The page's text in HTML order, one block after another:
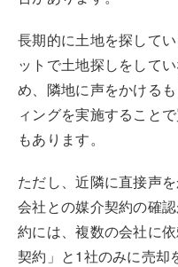
長期的に土地を探して
ットで土地探しをして
め、隣地に声をかける
ィングを実施すること
もあります。
ただし、近隣に直接声
会社との媒介契約の確
約には、複数の会社に
契約」と1社のみに売却